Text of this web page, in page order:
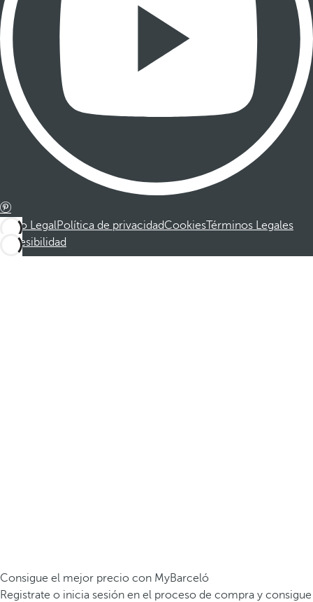
Aviso LegalPolítica de privacidadCookiesTérminos Legales
Accesibilidad
Consigue el mejor precio con MyBarceló
Registrate o inicia sesión en el proceso de compra y consigue